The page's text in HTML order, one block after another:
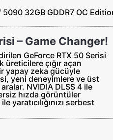
– Game Changer!
GeForce RTX 50 Serisi
üreticilere çığır açan
yapay zeka gücüyle
yeni deneyimlere ve üst
NVIDIA DLSS 4 ile
hızda görüntüler
yaratıcılığınızı serbest